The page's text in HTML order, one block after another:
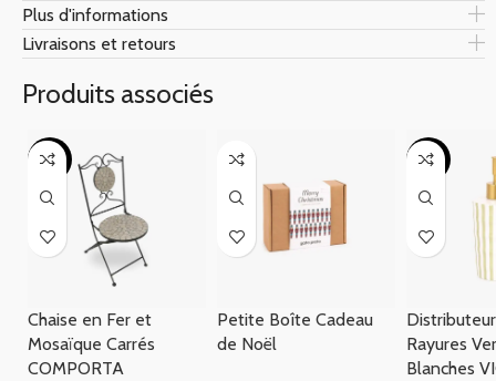
Plus d'informations
Livraisons et retours
Produits associés
-33%
Chaise en Fer et
Mosaïque Carrés
COMPORTA
Petite Boîte Cadeau
de Noël
-77%
Rayures
Blanches